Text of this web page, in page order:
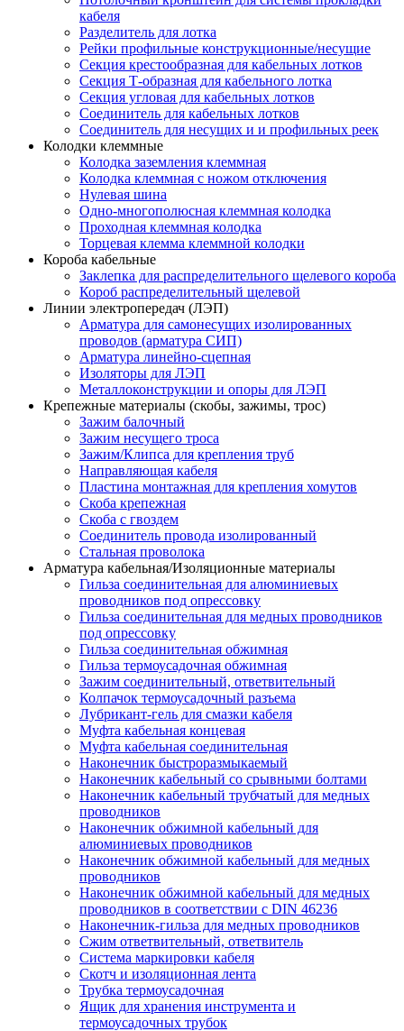
кабеля
Разделитель для лотка
Рейки профильные конструкционные/несущие
Секция крестообразная для кабельных лотков
Секция Т-образная для кабельного лотка
Секция угловая для кабельных лотков
Соединитель для кабельных лотков
Соединитель для несущих и и профильных реек
Колодки клеммные
Колодка заземления клеммная
Колодка клеммная с ножом отключения
Нулевая шина
Одно-многополюсная клеммная колодка
Проходная клеммная колодка
Торцевая клемма клеммной колодки
Короба кабельные
Заклепка для распределительного щелевого короба
Короб распределительный щелевой
Линии электропередач (ЛЭП)
Арматура для самонесущих изолированных
проводов (арматура СИП)
Арматура линейно-сцепная
Изоляторы для ЛЭП
Металлоконструкции и опоры для ЛЭП
Крепежные материалы (скобы, зажимы, трос)
Зажим балочный
Зажим несущего троса
Зажим/Клипса для крепления труб
Направляющая кабеля
Пластина монтажная для крепления хомутов
Скоба крепежная
Скоба с гвоздем
Соединитель провода изолированный
Стальная проволока
Арматура кабельная/Изоляционные материалы
Гильза соединительная для алюминиевых
проводников под опрессовку
Гильза соединительная для медных проводников
под опрессовку
Гильза соединительная обжимная
Гильза термоусадочная обжимная
Зажим соединительный, ответвительный
Колпачок термоусадочный разъема
Лубрикант-гель для смазки кабеля
Муфта кабельная концевая
Муфта кабельная соединительная
Наконечник быстроразмыкаемый
Наконечник кабельный со срывными болтами
Наконечник кабельный трубчатый для медных
проводников
Наконечник обжимной кабельный для
алюминиевых проводников
Наконечник обжимной кабельный для медных
проводников
Наконечник обжимной кабельный для медных
проводников в соответствии с DIN 46236
Наконечник-гильза для медных проводников
Сжим ответвительный, ответвитель
Система маркировки кабеля
Скотч и изоляционная лента
Трубка термоусадочная
Ящик для хранения инструмента и
термоусадочных трубок